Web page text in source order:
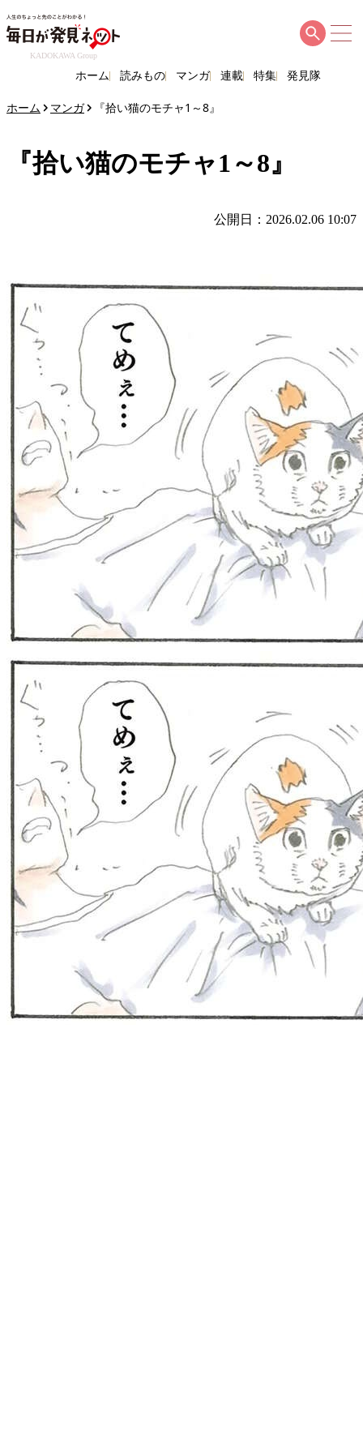
KADOKAWA Group
ホーム 読みもの マンガ 連載 特集 発見隊
ホーム マンガ 『拾い猫のモチャ1～8』
『拾い猫のモチャ1～8』
公開日：2026.02.06 10:07